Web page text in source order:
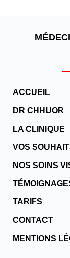
ACCUEIL
DR CHHUOR
LA CLINIQUE
VOS
NOS SOINS
TARIFS
CONTACT
MENTIONS